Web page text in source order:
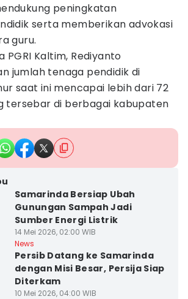
peningkatan
serta memberikan advokasi
guru.
PGRI Kaltim, Rediyanto
jumlah tenaga pendidik di
saat ini mencapai lebih dari 72
tersebar di berbagai kabupaten
Samarinda Bersiap Ubah
Gunungan Sampah Jadi
Sumber Energi Listrik
14 Mei 2026, 02:00 WIB
News
Persib Datang ke Samarinda
dengan Misi Besar, Persija Siap
Diterkam
10 Mei 2026, 04:00 WIB